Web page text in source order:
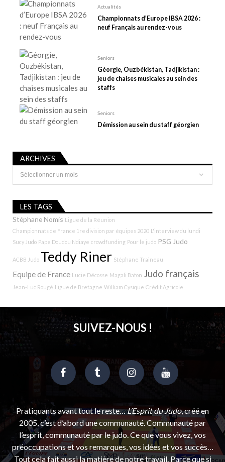
Actualités
Championnats d’Europe IBSA 2026 :
neuf Français au rendez-vous
Seniors
Géorgie, Ouzbékistan, Tadjikistan :
jeu de chaises musicales au sein des
staffs
Seniors
Démission au sein du staff géorgien
ARCHIVES
Archives
LES TAGS
Stéphane Nomis Ligue de la Réunion
Championnats de France 1re division par équipes 2020 L'interview du lundi
Sucy Judo Pape Doudou Ndiaye crowdfunding Pour le judo PSG Judo
ACBB Judo Teddy Riner Stéphane Traineau
Equipe de France Lucie Décosse Magali Baton Judo français
Jean-Luc Rougé Ligue de Bretagne William Cysique Crédit Agricole
SUIVEZ-NOUS !
Pratiquants avant tout le reste…L’Esprit du Judo, créé en
2005, c’est d’abord une communauté. Communauté par
l’esprit, communauté par le judo. Ce que vous vivez, vos
préoccupations et vos remarques, vos idées et vos succès…
Tout cela fait aussi la matière de notre travail. Parce que si